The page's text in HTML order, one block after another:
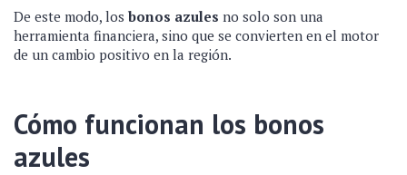
De este modo, los bonos azules no solo son una
herramienta financiera, sino que se convierten en el motor
de un cambio positivo en la región.
Cómo funcionan los bonos
azules